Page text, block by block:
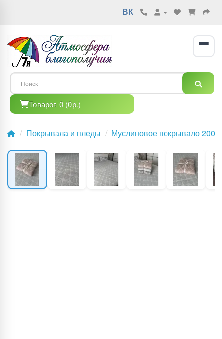
ВК
Товаров 0 (0р.)
Покрывала и пледы Муслиновое покрывало